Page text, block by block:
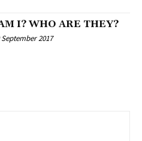
I? WHO ARE THEY?
2017